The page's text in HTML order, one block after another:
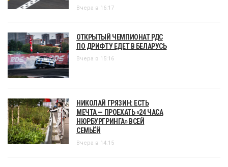
Вчера в 16:17
ОТКРЫТЫЙ ЧЕМПИОНАТ РДС
ПО ДРИФТУ ЕДЕТ В БЕЛАРУСЬ
Вчера в 15:16
НИКОЛАЙ ГРЯЗИН: ЕСТЬ
МЕЧТА — ПРОЕХАТЬ «24 ЧАСА
НЮРБУРГРИНГА» ВСЕЙ
СЕМЬЁЙ
Вчера в 14:15